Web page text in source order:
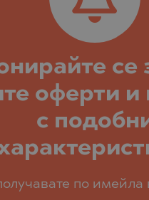
се
оферти и
с
по имейла